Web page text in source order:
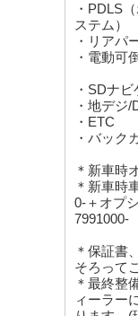
・PDLS
ステム）
・リアパ
・電動可
・SDナ
・地デジ
・ETC
・バック
＊新車時
＊新車時
0-＋オプ
7991000-
＊保証書
そろって
＊最終整
ィーラー